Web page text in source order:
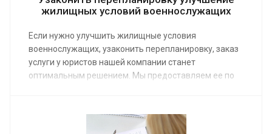
жилищных условий военнослужащих
Если нужно улучшить жилищные условия
военнослужащих, узаконить перепланировку, заказ
услуги у юристов нашей компании станет
оптимальным решением. Мы предоставляем ее по